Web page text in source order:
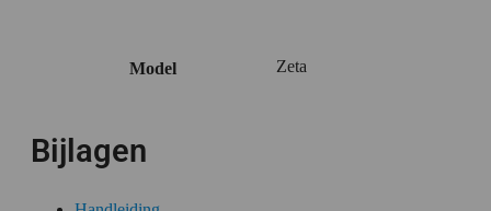
Model Zeta
Bijlagen